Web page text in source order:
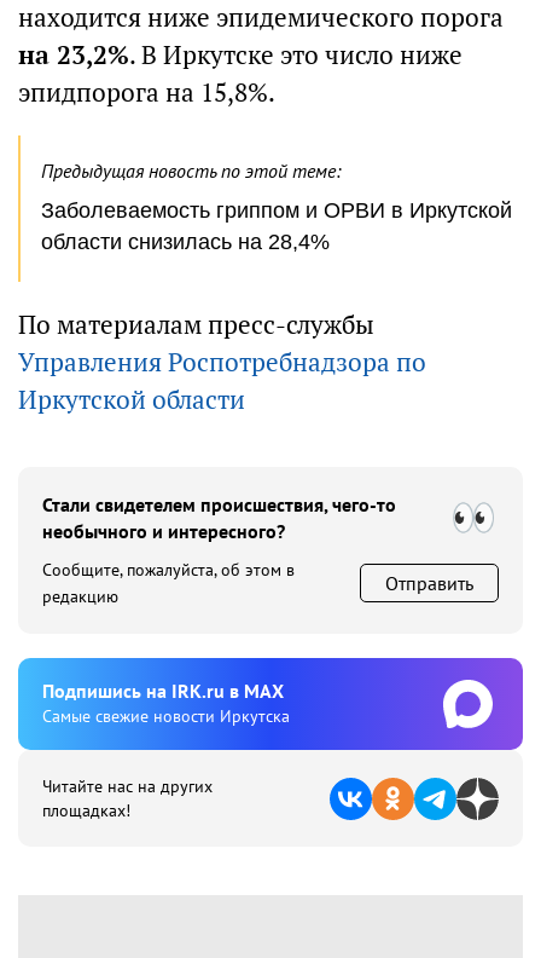
находится ниже эпидемического порога
на 23,2%. В Иркутске это число ниже
эпидпорога на 15,8%.
Предыдущая новость по этой теме:
Заболеваемость гриппом и ОРВИ в Иркутской
области снизилась на 28,4%
По материалам пресс-службы
Управления Роспотребнадзора по
Иркутской области
Стали свидетелем происшествия, чего-то
необычного и интересного?
Сообщите, пожалуйста, об этом в
редакцию
Отправить
Подпишиcь на IRK.ru в MAX
Cамые свежие новости Иркутска
Читайте нас на других
площадках!